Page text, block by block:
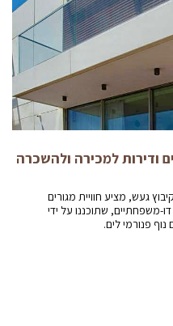
ודירות למכירה ולהשכרה
געש, מציע חוויית מגורים
כולל 56 קוטג'ים דו-משפחתיים, שתוכננו על ידי
פנורמי לים.